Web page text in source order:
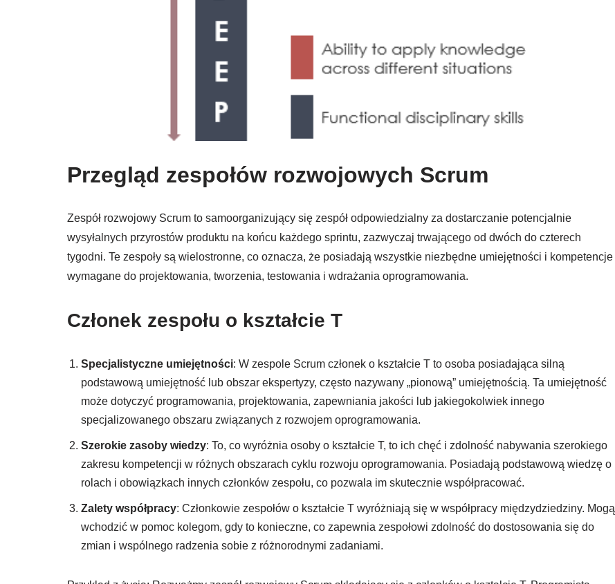
Przegląd zespołów rozwojowych Scrum
Zespół rozwojowy Scrum to samoorganizujący się zespół odpowiedzialny za dostarczanie potencjalnie
wysyłalnych przyrostów produktu na końcu każdego sprintu, zazwyczaj trwającego od dwóch do czterech
tygodni. Te zespoły są wielostronne, co oznacza, że posiadają wszystkie niezbędne umiejętności i kompetencje
wymagane do projektowania, tworzenia, testowania i wdrażania oprogramowania.
Członek zespołu o kształcie T
Specjalistyczne umiejętności: W zespole Scrum członek o kształcie T to osoba posiadająca silną
podstawową umiejętność lub obszar ekspertyzy, często nazywany „pionową” umiejętnością. Ta umiejętność
może dotyczyć programowania, projektowania, zapewniania jakości lub jakiegokolwiek innego
specjalizowanego obszaru związanych z rozwojem oprogramowania.
Szerokie zasoby wiedzy: To, co wyróżnia osoby o kształcie T, to ich chęć i zdolność nabywania szerokiego
zakresu kompetencji w różnych obszarach cyklu rozwoju oprogramowania. Posiadają podstawową wiedzę o
rolach i obowiązkach innych członków zespołu, co pozwala im skutecznie współpracować.
Zalety współpracy: Członkowie zespołów o kształcie T wyróżniają się w współpracy międzydziedziny. Mogą
wchodzić w pomoc kolegom, gdy to konieczne, co zapewnia zespołowi zdolność do dostosowania się do
zmian i wspólnego radzenia sobie z różnorodnymi zadaniami.